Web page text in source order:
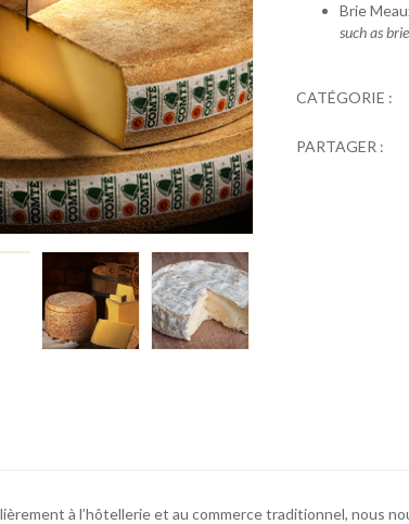
Brie
such as
CATÉGORIE :
PARTAGER :
à l’hôtellerie et au commerce traditionnel, nous